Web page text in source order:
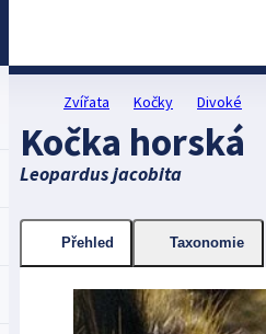
Zvířata Kočky Divoké
Kočka horská
Leopardus jacobita
Přehled Taxonomie